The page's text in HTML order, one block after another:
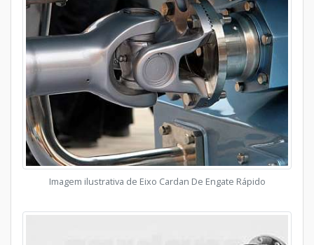
Imagem ilustrativa de Eixo Cardan De Engate Rápido